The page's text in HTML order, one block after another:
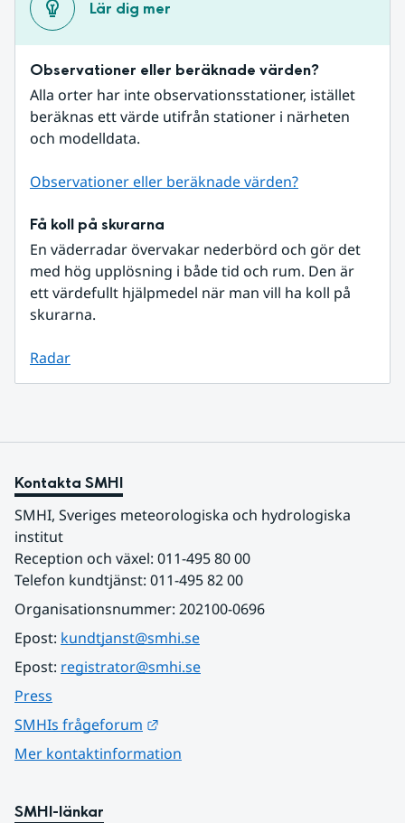
Lär dig mer
Observationer eller beräknade värden?
Alla orter har inte observationsstationer, istället
beräknas ett värde utifrån stationer i närheten
och modelldata.
Observationer eller beräknade värden?
Få koll på skurarna
En väderradar övervakar nederbörd och gör det
med hög upplösning i både tid och rum. Den är
ett värdefullt hjälpmedel när man vill ha koll på
skurarna.
Radar
Kontakta SMHI
SMHI, Sveriges meteorologiska och hydrologiska
institut
Reception och växel: 011-495 80 00
Telefon kundtjänst: 011-495 82 00
Organisationsnummer: 202100-0696
Epost: kundtjanst@smhi.se
Epost: registrator@smhi.se
Press
SMHIs frågeforum
Mer kontaktinformation
SMHI-länkar